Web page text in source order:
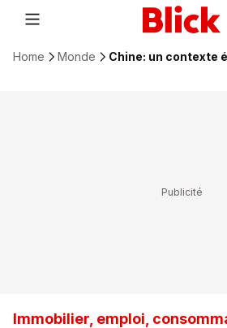
Home Monde Chine: un contexte
Immobilier, emploi,